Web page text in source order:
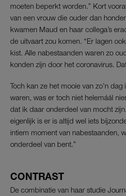
moeten beperkt worden.” Kort
van een vrouw die ouder dan
kwamen Maud en haar collega’s
de uitvaart zou komen. “Er lagen
kist. Alle nabestaanden waren zo
konden zijn door het coronavirus.
Toch kan ze het mooie van zo’n dag
waren, was er toch niet helemáál
dat ik daar onderdeel van mocht
eigenlijk is er is altijd wel iets
intiem moment van nabestaanden,
onderdeel van bent.”
CONTRAST
De combinatie van haar studie